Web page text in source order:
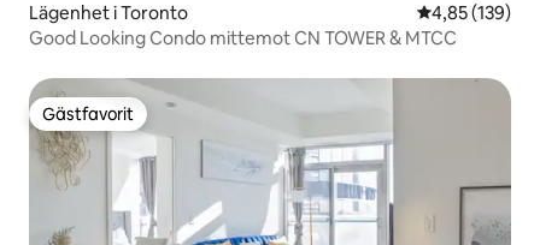
Lägenhet i Toronto 4,85 av 5 i
4,85 (139)
Good Looking Condo mittemot CN TOWER & MTCC
Gästfavorit
Gästfavorit